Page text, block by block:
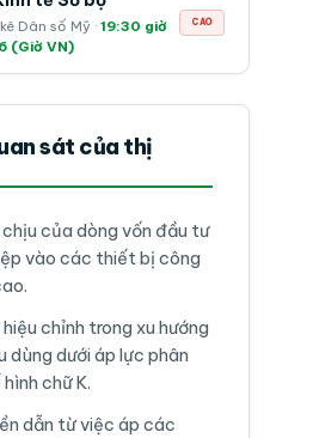
Dân số Mỹ ·19:30 giờ
(Giờ VN)
CAO
sát của thị
của dòng vốn đầu tư
vào các thiết bị công
chỉnh trong xu hướng
dùng dưới áp lực phân
chữ K.
dẫn từ việc áp các